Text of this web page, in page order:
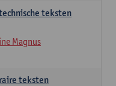
teksten
Magnus
teksten